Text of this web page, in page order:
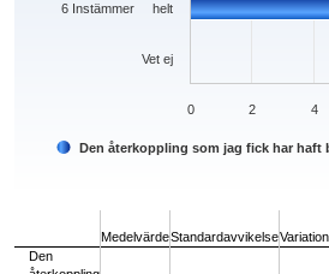
Den återkoppling som jag fick har
Vet ej
6 Instämmer helt
0 2 4
MedelvärdeStandardavvikelse
Den